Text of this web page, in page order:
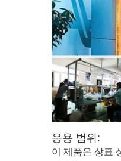
응용 범위:
이 제품은 상표